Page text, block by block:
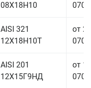
08Х18Н10
AISI 321
12Х18Н10Т
от
AISI 201
12Х15Г9НД
от